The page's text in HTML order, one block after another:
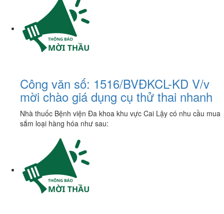
Công văn số: 1516/BVĐKCL-KD V/v
mời chào giá dụng cụ thử thai nhanh
Nhà thuốc Bệnh viện Đa khoa khu vực Cai Lậy có nhu cầu mua
sắm loại hàng hóa như sau: